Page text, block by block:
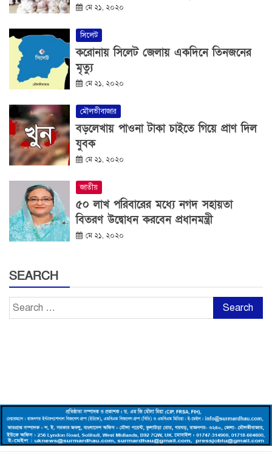
মে ২১, ২০২০
সিলেট
করোনায় সিলেট জেলায় একদিনে তিনজনের
মৃত্যু
মে ২১, ২০২০
মৌলভীবাজার
বড়লেখায় পাওনা টাকা চাইতে গিয়ে প্রাণ দিল
যুবক
মে ২১, ২০২০
জাতীয়
৫০ লাখ পরিবারের মধ্যে নগদ সহায়তা
বিতরণ উদ্বোধন করবেন প্রধানমন্ত্রী
মে ২১, ২০২০
SEARCH
Search
for: